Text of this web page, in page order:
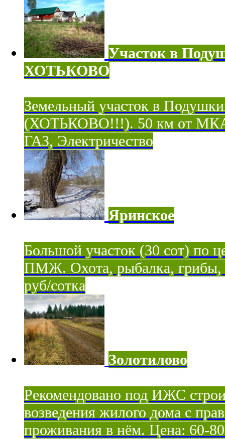
Участок в
ХОТЬКОВО
Земельный участок в
(ХОТЬКОВО!!!). 50 км от
ГАЗ, Электричество
Яринское
Большой участок (30 сот) по
ПМЖ. Охота, рыбалка, грибы,
руб/сотка
Золотилово
Рекомендовано под ИЖС
возведения жилого дома с
проживания в нём. Цена: 60-80